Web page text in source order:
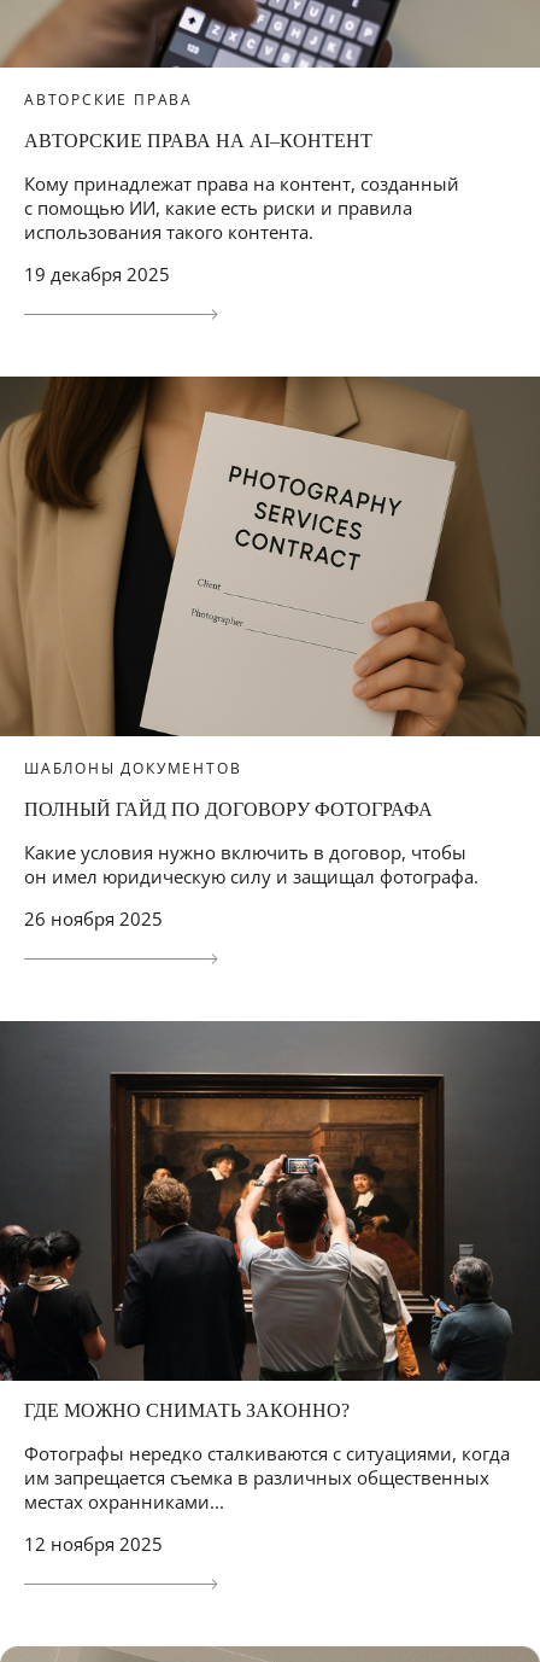
АВТОРСКИЕ ПРАВА
АВТОРСКИЕ ПРАВА НА AI–КОНТЕНТ
Кому принадлежат права на контент, созданный
с помощью ИИ, какие есть риски и правила
использования такого контента.
19 декабря 2025
ШАБЛОНЫ ДОКУМЕНТОВ
ПОЛНЫЙ ГАЙД ПО ДОГОВОРУ ФОТОГРАФА
Какие условия нужно включить в договор, чтобы
он имел юридическую силу и защищал фотографа.
26 ноября 2025
ГДЕ МОЖНО СНИМАТЬ ЗАКОННО?
Фотографы нередко сталкиваются с ситуациями, когда
им запрещается съемка в различных общественных
местах охранниками...
12 ноября 2025